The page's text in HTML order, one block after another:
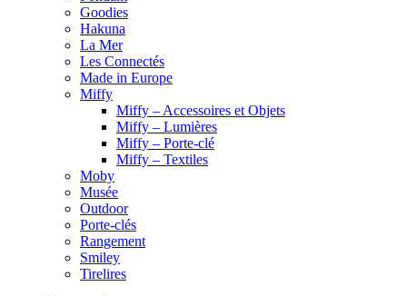
Goodies
Hakuna
La Mer
Les Connectés
Made in Europe
Miffy
Miffy – Accessoires et Objets
Miffy – Lumières
Miffy – Porte-clé
Miffy – Textiles
Moby
Musée
Outdoor
Porte-clés
Rangement
Smiley
Tirelires